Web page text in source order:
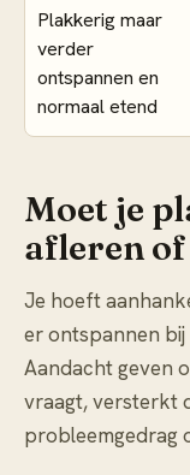
Plakkerig maar
verder
ontspannen en
normaal etend
Moet je
afleren
Je hoeft
er ontspannen
Aandacht geven
vraagt, versterkt
probleemgedrag